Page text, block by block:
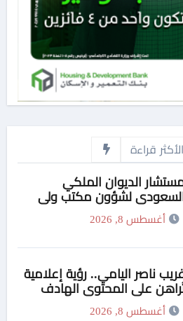
قراءة
الديوان الملكي
السعودي لشؤون مكتب ولي
العهد يهنئ وزير التربية والتعليم
والتعليم الفني بمناسبة منحه
أغسطس 8, 2026
ناصر اليامي.. رؤية إعلامية
على المحتوى الهادف
أغسطس 8, 2026